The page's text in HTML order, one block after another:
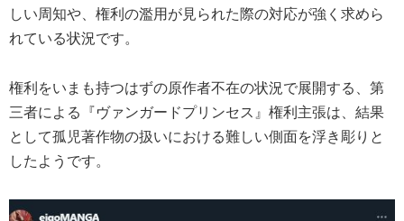
しい周知や、権利の濫用が見られた際の対応が強く求めら
れている状況です。
権利をいまも持つはずの原作者不在の状況で展開する、第
三者による『ヴァンガードプリンセス』権利主張は、結果
として孤児著作物の扱いにおける難しい側面を浮き彫りと
したようです。